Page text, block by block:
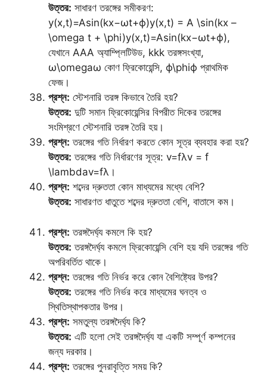
উত্তর: সাধারণ তরঙ্গের সমীকরণ:
y(x,t)=Asin⁡(kx−ωt+ϕ)y(x,t) = A \sin(kx –
\omega t + \phi)y(x,t)=Asin(kx−ωt+ϕ),
যেখানে AAA অ্যাম্প্লিটিউড, kkk তরঙ্গসংখ্যা,
ω\omegaω কোণ ফ্রিকোয়েন্সি, ϕ\phiϕ প্রাথমিক
ফেজ।
প্রশ্ন: স্টেশনারি তরঙ্গ কিভাবে তৈরি হয়?
উত্তর: দুটি সমান ফ্রিকোয়েন্সির বিপরীত দিকের তরঙ্গের
সংমিশ্রণে স্টেশনারি তরঙ্গ তৈরি হয়।
প্রশ্ন: তরঙ্গের গতি নির্ধারণ করতে কোন সূত্র ব্যবহার করা হয়?
উত্তর: তরঙ্গের গতি নির্ধারণের সূত্র: v=fλv = f
\lambdav=fλ।
প্রশ্ন: শব্দের দ্রুততা কোন মাধ্যমের মধ্যে বেশি?
উত্তর: সাধারণত ধাতুতে শব্দের দ্রুততা বেশি, বাতাসে কম।
প্রশ্ন: তরঙ্গদৈর্ঘ্য কমলে কি হয়?
উত্তর: তরঙ্গদৈর্ঘ্য কমলে ফ্রিকোয়েন্সি বেশি হয় যদি তরঙ্গের গতি
অপরিবর্তিত থাকে।
প্রশ্ন: তরঙ্গের গতি নির্ভর করে কোন বৈশিষ্ট্যের উপর?
উত্তর: তরঙ্গের গতি নির্ভর করে মাধ্যমের ঘনত্ব ও
স্থিতিস্থাপকতার উপর।
প্রশ্ন: সমতুল্য তরঙ্গদৈর্ঘ্য কি?
উত্তর: এটি হলো সেই তরঙ্গদৈর্ঘ্য যা একটি সম্পূর্ণ কম্পনের
জন্য দরকার।
প্রশ্ন: তরঙ্গের পুনরাবৃত্তি সময় কি?